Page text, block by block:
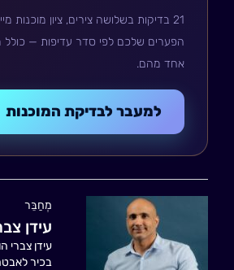
21 בדיקות בשלושה צירים, ציון מוכנות
הפערים שלכם לפי סדר עדיפות —
אחד מהם.
למעבר לבדיקת
מְחַבֵּר
עידן
בכיר